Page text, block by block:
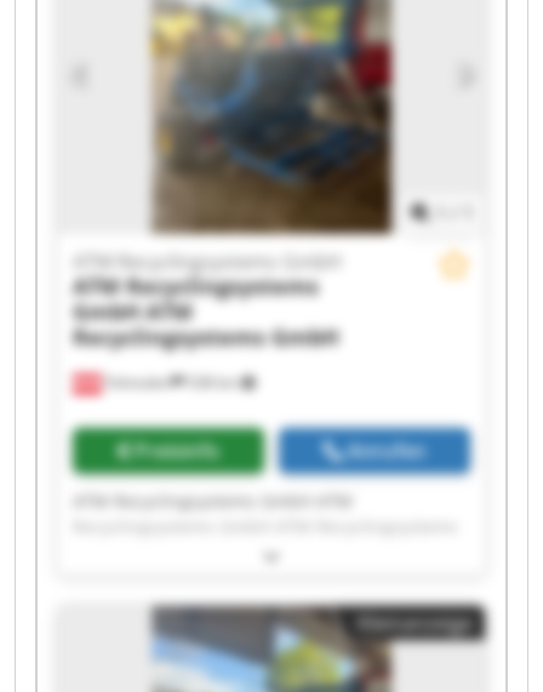
GmbH ATM Recyclingsystems GmbH ATM
Recyclingsystems GmbH ATM Recyclingsystems
GmbH ATM Recyclingsystems GmbH ATM
Recyclingsystems GmbH ATM Recyclingsystems
GmbH ATM Recyclingsystems GmbH ATM
Recyclingsystems GmbH
538 km
ATM Recyclingsystems GmbH
ATM Recyclingsystems
GmbHATM
Recyclingsystems GmbH
Preisinfo Anrufen
ATM Recyclingsystems GmbH ATM
GmbH ATM Recyclingsystems GmbH ATM
GmbH ATM Recyclingsystems GmbH ATM
Recyclingsystems GmbH ATM Recyclingsystems
GmbH ATM Recyclingsystems GmbH ATM
Recyclingsystems GmbH ATM Recyclingsystems
Kleinanzeige